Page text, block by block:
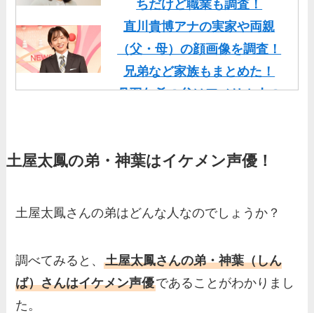
ちだけど職業も調査！
直川貴博アナの実家や両親
（父・母）の顔画像を調査！
兄弟など家族もまとめた！
丹羽仁希の父はアメリカ人の
基俊介の実家はお金持ち？兄
人？家族を調査！
両親（父・母）の職業や妹な
ど、家族を調査！
羽鳥慎一アナの両親（父・
土屋太鳳の弟・神葉はイケメン声優！
土屋太鳳さんの弟はどんな人なのでしょうか？
調べてみると、土屋太鳳さんの弟・神葉（しん
ば）さんはイケメン声優であることがわかりまし
た。